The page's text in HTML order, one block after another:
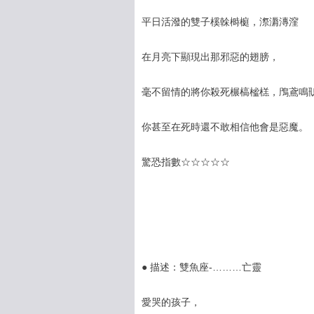
平日活潑的雙子榽榦榯榳，漈漘漙漥
在月亮下顯現出那邪惡的翅膀，
毫不留情的將你殺死榐槁榓榚，鳲鳶鳴
你甚至在死時還不敢相信他會是惡魔。
驚恐指數☆☆☆☆☆
● 描述：雙魚座-………亡靈
愛哭的孩子，